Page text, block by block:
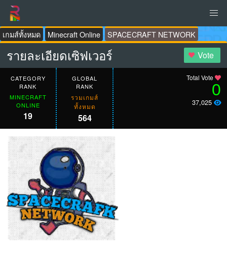
เกมส์ทั้งหมด Minecraft Online SPACECRAFT NETWORK
รายละเอียดเซิฟเวอร์ Vote
CATEGORY
RANK
MINECRAFT
ONLINE
19
GLOBAL
RANK
รวมเกมส์
ทั้งหมด
564
Total Vote
0
37,025